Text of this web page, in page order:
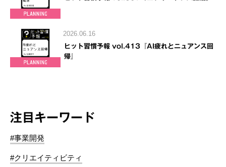
2026.06.16
ヒット習慣予報 vol.413『AI疲れとニュアンス回
帰』
注目キーワード
#事業開発
#クリエイティビティ